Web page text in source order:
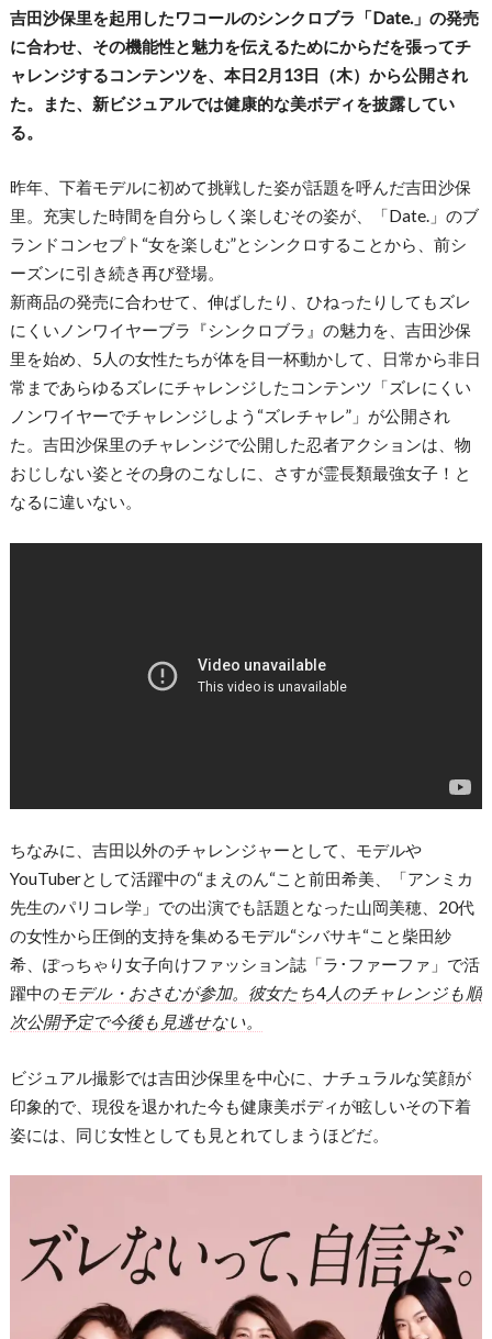
吉田沙保里を起用したワコールのシンクロブラ「Date.」の発売
に合わせ、その機能性と魅力を伝えるためにからだを張ってチ
ャレンジするコンテンツを、本日2月13日（木）から公開され
た。また、新ビジュアルでは健康的な美ボディを披露してい
る。
昨年、下着モデルに初めて挑戦した姿が話題を呼んだ吉田沙保
里。充実した時間を自分らしく楽しむその姿が、「Date.」のブ
ランドコンセプト“女を楽しむ”とシンクロすることから、前シ
ーズンに引き続き再び登場。
新商品の発売に合わせて、伸ばしたり、ひねったりしてもズレ
にくいノンワイヤーブラ『シンクロブラ』の魅力を、吉田沙保
里を始め、5人の女性たちが体を目一杯動かして、日常から非日
常まであらゆるズレにチャレンジしたコンテンツ「ズレにくい
ノンワイヤーでチャレンジしよう“ズレチャレ”」が公開され
た。吉田沙保里のチャレンジで公開した忍者アクションは、物
おじしない姿とその身のこなしに、さすが霊長類最強女子！と
なるに違いない。
ちなみに、吉田以外のチャレンジャーとして、モデルや
YouTuberとして活躍中の“まえのん“こと前田希美、「アンミカ
先生のパリコレ学」での出演でも話題となった山岡美穂、20代
の女性から圧倒的支持を集めるモデル“シバサキ“こと柴田紗
希、ぽっちゃり女子向けファッション誌「ラ･ファーファ」で活
躍中のモデル・おさむが参加。彼女たち4人のチャレンジも順
次公開予定で今後も見逃せない。
ビジュアル撮影では吉田沙保里を中心に、ナチュラルな笑顔が
印象的で、現役を退かれた今も健康美ボディが眩しいその下着
姿には、同じ女性としても見とれてしまうほどだ。